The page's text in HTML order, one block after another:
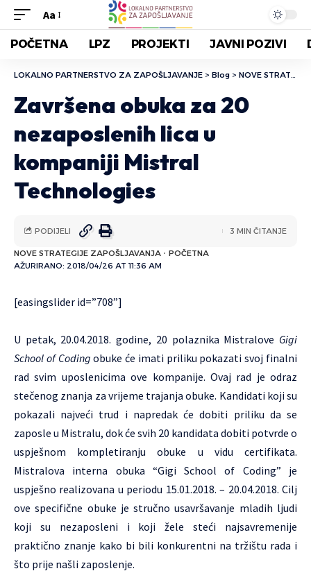
Aa
POČETNA LPZ PROJEKTI JAVNI POZIVI
LOKALNO PARTNERSTVO ZA ZAPOŠLJAVANJE > Blog > NOVE STRATEGIJE ZAPOŠLJAVANJA
Završena obuka za 20
nezaposlenih lica u
kompaniji Mistral
Technologies
AŽURIRANO: 2018/04/26 AT 11:36 AM
NOVE STRATEGIJE ZAPOŠLJAVANJA POČETNA
PODIJELI 3 MIN ČITANJE
[easingslider id=”708”]
U petak, 20.04.2018. godine, 20 polaznika Mistralove Gigi
School of Coding obuke će imati priliku pokazati svoj finalni
rad svim uposlenicima ove kompanije. Ovaj rad je odraz
stečenog znanja za vrijeme trajanja obuke. Kandidati koji su
pokazali najveći trud i napredak će dobiti priliku da se
zaposle u Mistralu, dok će svih 20 kandidata dobiti potvrde o
uspješnom kompletiranju obuke u vidu certifikata.
Mistralova interna obuka “Gigi School of Coding” je
uspješno realizovana u periodu 15.01.2018. – 20.04.2018. Cilj
ove specifične obuke je stručno usavršavanje mladih ljudi
koji su nezaposleni i koji žele steći najsavremenije
praktično znanje kako bi bili konkurentni na tržištu rada i
što prije našli zaposlenje.